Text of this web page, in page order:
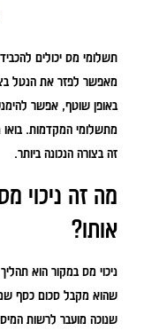
תשלומי מס יכולים
מאפשר לפזר את הנטל
באופן שוטף, אפשר
מתשלומי המקדמות. בואו
זה בצורה הנכונה ביותר.
מה זה ניכוי
אותו?
ניכוי מס במקור הוא
שהוא מקבל סכום כסף
שנוכה מועבר לרשות